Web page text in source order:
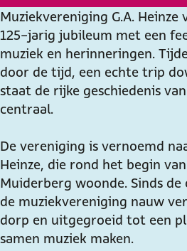
m
c
o
n
c
t
G
.
A
.
H
e
u
m
c
o
e
r
t
G
.
A
l
e
u
m
c
c
e
r
t
G
.
m
c
o
n
c
t
G
.
A
.
H
i
l
e
u
m
n
c
e
r
t
G
Muziekvereniging G.A.
125-jarig jubileum met een
muziek en herinneringen.
door de tijd, een echte trip
staat de rijke geschiedenis
centraal.
De vereniging is vernoemd
Heinze, die rond het begin
Muiderberg woonde. Sinds
de muziekvereniging nauw
dorp en uitgegroeid tot een
samen muziek maken.